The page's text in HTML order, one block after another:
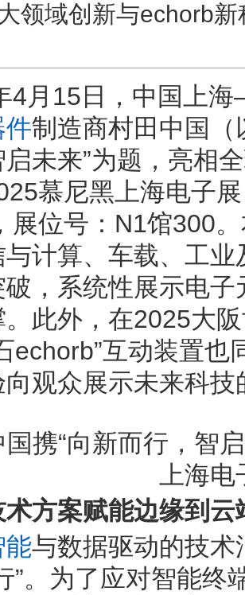
领域创新与echorb
4月15日，中国上
件制造商村田中国（
未来”为题，亮相
慕尼黑上海电子展
展位号：N1馆300
计算、车载、工
破，系统性展示电
此外，在2025大
echorb”互动装置
观众展示未来科技
携“向新而行，智
上海
方案赋能边缘到云
能与数据驱动的技
”。为了应对智能